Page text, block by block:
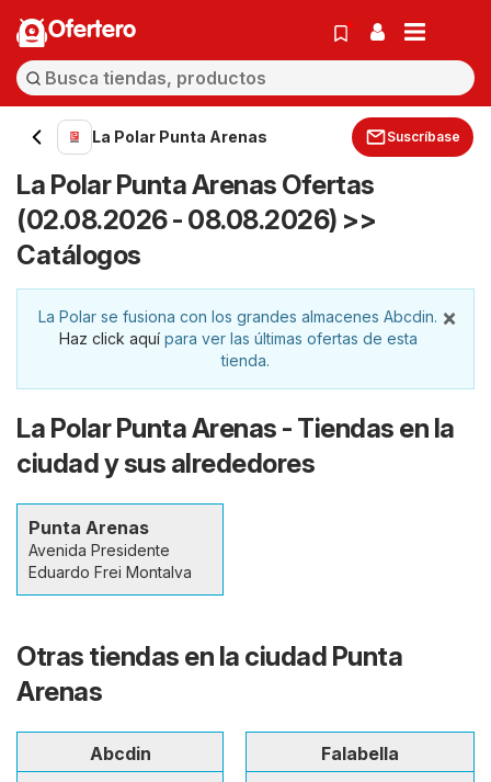
Ofertero
La Polar Punta Arenas Suscríbase
La Polar Punta Arenas Ofertas
(02.08.2026 - 08.08.2026) >>
Catálogos
×
La Polar se fusiona con los grandes almacenes Abcdin.
Haz click aquípara ver las últimas ofertas de esta
tienda.
La Polar Punta Arenas - Tiendas en la
ciudad y sus alrededores
Punta Arenas
Avenida Presidente
Eduardo Frei Montalva
Otras tiendas en la ciudad Punta
Arenas
Abcdin
Falabella